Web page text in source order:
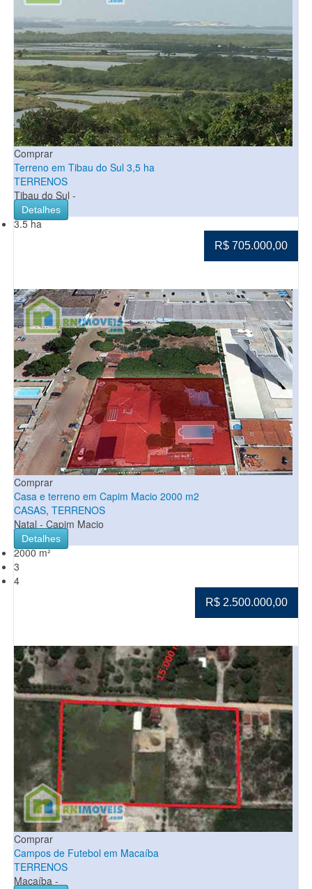
Comprar
Terreno em Tibau do Sul 3,5 ha
TERRENOS
Tibau do Sul -
Detalhes
3.5 ha
R$ 705.000,00
Comprar
Casa e terreno em Capim Macio 2000 m2
CASAS, TERRENOS
Natal - Capim Macio
Detalhes
2000 m²
3
4
R$ 2.500.000,00
Comprar
Campos de Futebol em Macaíba
TERRENOS
Macaíba -